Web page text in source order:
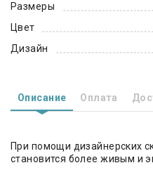
Размеры
Цвет
Дизайн
Описание Оплата
При помощи дизайнерских
становится более живым и